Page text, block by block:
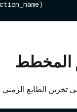
تخزين الطابع